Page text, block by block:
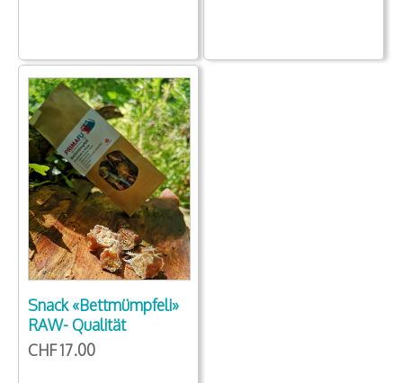
Snack «Bettmümpfeli»
RAW- Qualität
CHF 17.00